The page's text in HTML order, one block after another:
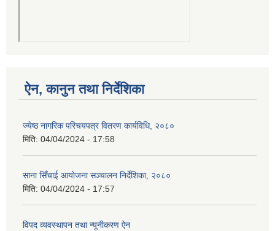
ऐन, कानुन तथा निर्देशिका
ज्येष्ठ नागरिक परिचयपत्र वितरण कार्यविधि, २०८०
मिति: 04/04/2024 - 17:58
साना सिँचाई आयोजना सञ्चालन निर्देशिका, २०८०
मिति: 04/04/2024 - 17:57
विपद व्यवस्थापन तथा न्यूनीकरण ऐन